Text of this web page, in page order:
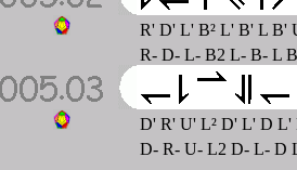
R' D' L' B² L' B' L B'
R- D- L- B2 L- B- L
D' R' U' L² D' L' D L'
D- R- U- L2 D- L- D